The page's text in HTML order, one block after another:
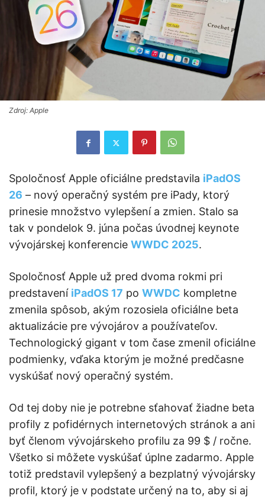
Zdroj: Apple
Spoločnosť Apple oficiálne predstavila iPadOS
26 – nový operačný systém pre iPady, ktorý
prinesie množstvo vylepšení a zmien. Stalo sa
tak v pondelok 9. júna počas úvodnej keynote
vývojárskej konferencie WWDC 2025.
Spoločnosť Apple už pred dvoma rokmi pri
predstavení iPadOS 17 po WWDC kompletne
zmenila spôsob, akým rozosiela oficiálne beta
aktualizácie pre vývojárov a používateľov.
Technologický gigant v tom čase zmenil oficiálne
podmienky, vďaka ktorým je možné predčasne
vyskúšať nový operačný systém.
Od tej doby nie je potrebne sťahovať žiadne beta
profily z pofidérnych internetových stránok a ani
byť členom vývojárskeho profilu za 99 $ / ročne.
Všetko si môžete vyskúšať úplne zadarmo. Apple
totiž predstavil vylepšený a bezplatný vývojársky
profil, ktorý je v podstate určený na to, aby si aj